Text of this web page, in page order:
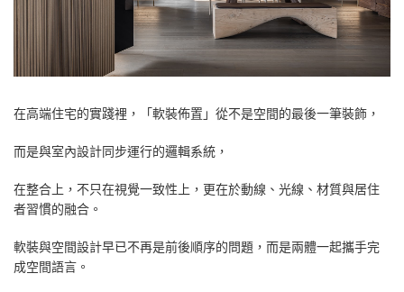
在高端住宅的實踐裡，「軟裝佈置」從不是空間的最後一筆裝飾，
而是與室內設計同步運行的邏輯系統，
在整合上，不只在視覺一致性上，更在於動線、光線、材質與居住
者習慣的融合。
軟裝與空間設計早已不再是前後順序的問題，而是兩體一起攜手完
成空間語言。